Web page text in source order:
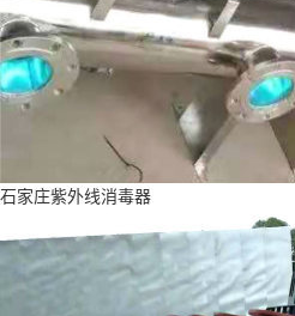
石家庄紫外线消毒器